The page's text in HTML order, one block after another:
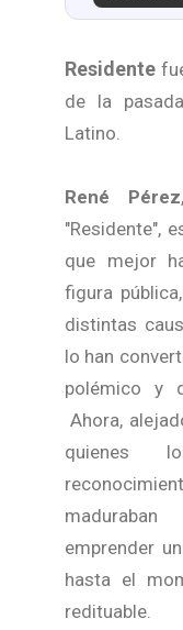
Residente
de la
Latino.
René Pérez
"Residente",
que mejor
figura
distintas
lo han
polémico y
Ahora,
quienes
emprender
hasta el
redituable.